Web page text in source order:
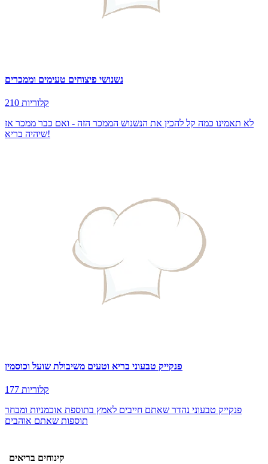
נשנושי פיצוחים טעימים וממכרים
210 קלוריות
לא תאמינו כמה קל להכין את הנשנוש הממכר הזה - ואם כבר ממכר אז
שיהיה בריא!
פנקייק טבעוני בריא וטעים משיבולת שועל וכוסמין
177 קלוריות
פנקייק טבעוני נהדר שאתם חייבים לאמץ בתוספת אוכמניות ומבחר
תוספות שאתם אוהבים
קינוחים בריאים